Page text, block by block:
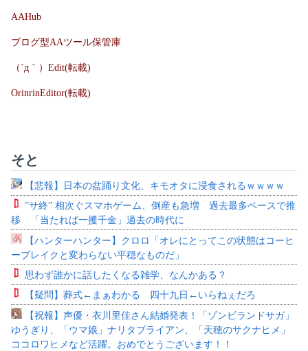
AAHub
ブログ型AAツール保管庫
（´д｀）Edit(転載)
OrinrinEditor(転載)
そと
【悲報】日本の盆踊り文化、キモオタに浸食されるｗｗｗｗ
”サ終” 相次ぐスマホゲーム、倒産も急増 過去最多ペースで推
移 「当たれば一攫千金」過去の時代に
【ハンターハンター】クロロ「オレにとってこの状態はコーヒ
ーブレイクと変わらない平穏なものだ」
思わず誰かに話したくなる雑学、なんかある？
【疑問】葬式←まぁわかる 四十九日←いらねぇだろ
【祝報】声優・衣川里佳さん結婚発表！「ゾンビランドサガ」
ゆうぎり、「ウマ娘」ナリタブライアン、「天穂のサクナヒメ」
ココロワヒメなど活躍。おめでとうございます！！